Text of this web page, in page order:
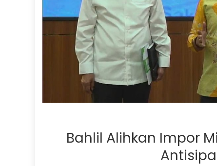
Bahlil Alihkan Impor